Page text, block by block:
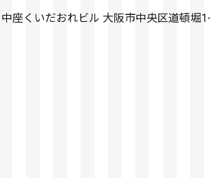
中座くいだおれビル 大阪市中央区道頓堀